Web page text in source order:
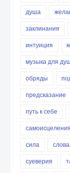
душа
заклинания
интуиция
музыка для
обряды
предсказание
путь к себе
самоисцеления
сила
слова
суеверия